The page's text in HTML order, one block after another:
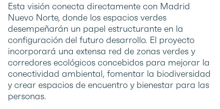
Esta visión conecta directamente con Madrid
Nuevo Norte, donde los espacios verdes
desempeñarán un papel estructurante en la
configuración del futuro desarrollo. El proyecto
incorporará una extensa red de zonas verdes y
corredores ecológicos concebidos para mejorar la
conectividad ambiental, fomentar la biodiversidad
y crear espacios de encuentro y bienestar para las
personas.